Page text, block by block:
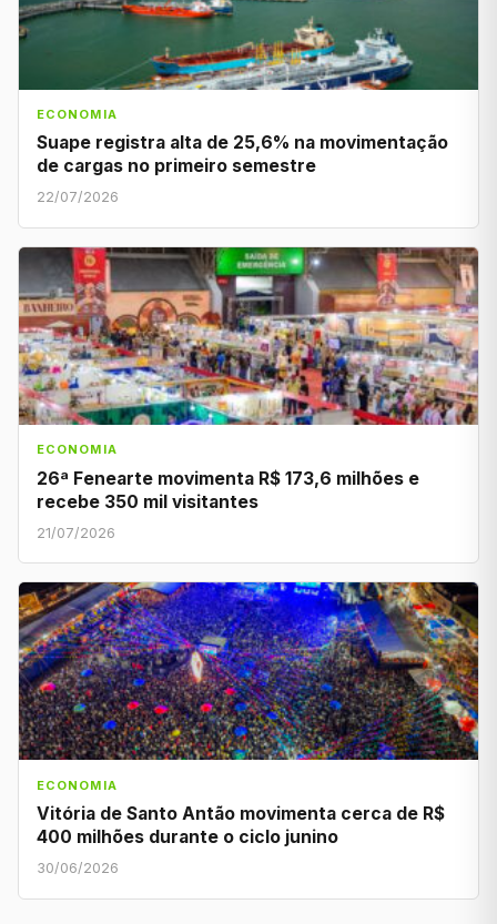
ECONOMIA
Suape registra alta de 25,6% na movimentação
de cargas no primeiro semestre
22/07/2026
ECONOMIA
26ª Fenearte movimenta R$ 173,6 milhões e
recebe 350 mil visitantes
21/07/2026
ECONOMIA
Vitória de Santo Antão movimenta cerca de R$
400 milhões durante o ciclo junino
30/06/2026